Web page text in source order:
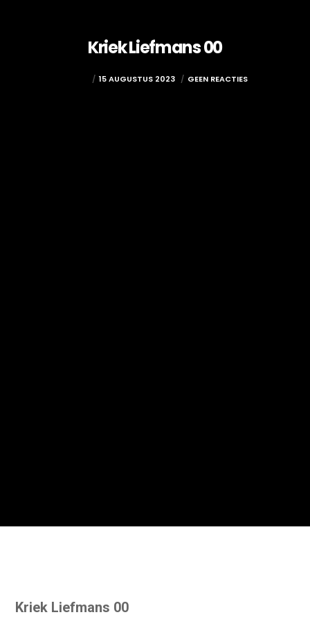
Kriek Liefmans 00
15 AUGUSTUS 2023 GEEN REACTIES
Kriek Liefmans 00